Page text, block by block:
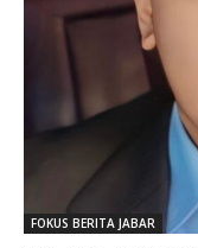
FOKUS BERITA JABAR